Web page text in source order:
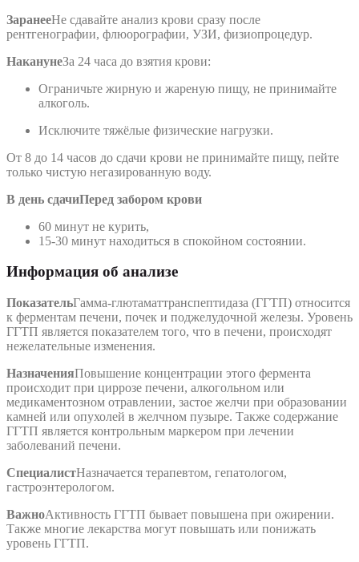
ЗаранееНе сдавайте анализ крови сразу после
рентгенографии, флюорографии, УЗИ, физиопроцедур.
НаканунеЗа 24 часа до взятия крови:
Ограничьте жирную и жареную пищу, не принимайте
алкоголь.
Исключите тяжёлые физические нагрузки.
От 8 до 14 часов до сдачи крови не принимайте пищу, пейте
только чистую негазированную воду.
В день сдачиПеред забором крови
60 минут не курить,
15-30 минут находиться в спокойном состоянии.
Информация об анализе
ПоказательГамма-глютаматтранспептидаза (ГГТП) относится
к ферментам печени, почек и поджелудочной железы. Уровень
ГГТП является показателем того, что в печени, происходят
нежелательные изменения.
НазначенияПовышение концентрации этого фермента
происходит при циррозе печени, алкогольном или
медикаментозном отравлении, застое желчи при образовании
камней или опухолей в желчном пузыре. Также содержание
ГГТП является контрольным маркером при лечении
заболеваний печени.
СпециалистНазначается терапевтом, гепатологом,
гастроэнтерологом.
ВажноАктивность ГГТП бывает повышена при ожирении.
Также многие лекарства могут повышать или понижать
уровень ГГТП.